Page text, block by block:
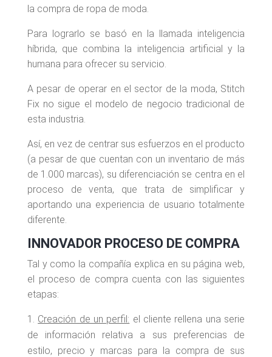
la compra de ropa de moda.
Para lograrlo se basó en la llamada inteligencia
híbrida, que combina la inteligencia artificial y la
humana para ofrecer su servicio.
A pesar de operar en el sector de la moda, Stitch
Fix no sigue el modelo de negocio tradicional de
esta industria.
Así, en vez de centrar sus esfuerzos en el producto
(a pesar de que cuentan con un inventario de más
de 1.000 marcas), su diferenciación se centra en el
proceso de venta, que trata de simplificar y
aportando una experiencia de usuario totalmente
diferente.
INNOVADOR PROCESO DE COMPRA
Tal y como la compañía explica en su página web,
el proceso de compra cuenta con las siguientes
etapas:
Creación de un perfil: el cliente rellena una serie
de información relativa a sus preferencias de
estilo, precio y marcas para la compra de sus